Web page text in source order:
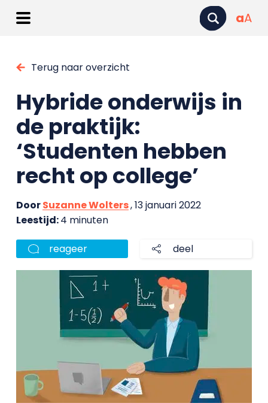
aA
Terug naar overzicht
Hybride onderwijs in
de praktijk:
‘Studenten hebben
recht op college’
DoorSuzanne Wolters, 13 januari 2022
Leestijd:4 minuten
reageer deel